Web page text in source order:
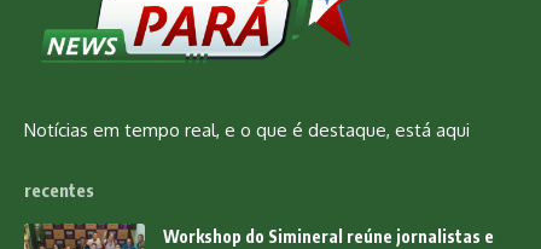
Notícias em tempo real, e o que é destaque, está aqui
recentes
Workshop do Simineral reúne jornalistas e